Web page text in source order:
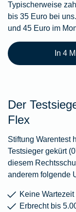
Typischerweise
bis 35 Euro bei
und 45 Euro im
In 4
Der
Flex
Stiftung Warentest
Testsieger gekürt
diesem
anderem folgende
Keine
Erbrecht bis